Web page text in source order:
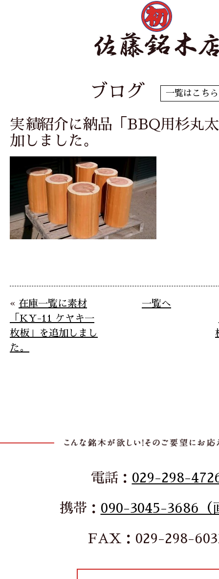
ブログ 一覧はこちら
実績紹介に納品「BBQ用杉丸
加しました。
« 在庫一覧に素材
「KY-11 ケヤキ一
枚板」を追加しまし
た。
一覧へ
電話： 029-298-
携帯： 090-3045-3686（
FAX：029-298-